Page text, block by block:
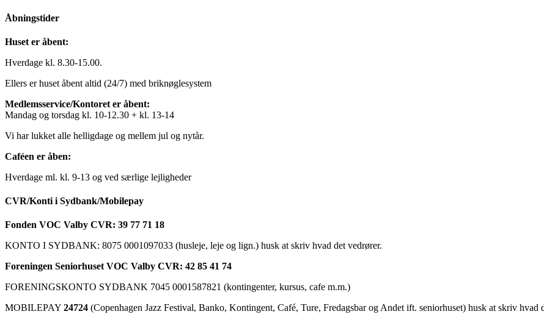
Åbningstider
Huset er åbent:
Hverdage kl. 8.30-15.00.
Ellers er huset åbent altid (24/7) med briknøglesystem
Medlemsservice/Kontoret er åbent:
Mandag og torsdag kl. 10-12.30 + kl. 13-14
Vi har lukket alle helligdage og mellem jul og nytår.
Caféen er åben:
Hverdage ml. kl. 9-13 og ved særlige lejligheder
CVR/Konti i Sydbank/Mobilepay
Fonden VOC Valby CVR: 39 77 71 18
KONTO I SYDBANK: 8075 0001097033 (husleje, leje og lign.) husk at skriv hvad det vedrører.
Foreningen Seniorhuset VOC Valby CVR: 42 85 41 74
FORENINGSKONTO SYDBANK 7045 0001587821 (kontingenter, kursus, cafe m.m.)
MOBILEPAY 24724 (Copenhagen Jazz Festival, Banko, Kontingent, Café, Ture, Fredagsbar og Andet ift. seniorhuset) husk at skriv hvad